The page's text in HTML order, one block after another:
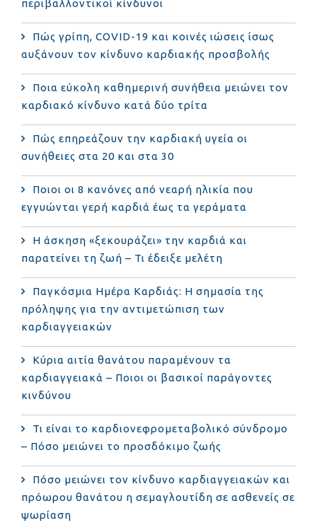
περιβαλλοντικοί κίνδυνοι
Πώς γρίπη, COVID-19 και κοινές ιώσεις ίσως
αυξάνουν τον κίνδυνο καρδιακής προσβολής
Ποια εύκολη καθημερινή συνήθεια μειώνει τον
καρδιακό κίνδυνο κατά δύο τρίτα
Πώς επηρεάζουν την καρδιακή υγεία οι
συνήθειες στα 20 και στα 30
Ποιοι οι 8 κανόνες από νεαρή ηλικία που
εγγυώνται γερή καρδιά έως τα γεράματα
Η άσκηση «ξεκουράζει» την καρδιά και
παρατείνει τη ζωή – Τι έδειξε μελέτη
Παγκόσμια Ημέρα Καρδιάς: Η σημασία της
πρόληψης για την αντιμετώπιση των
καρδιαγγειακών
Κύρια αιτία θανάτου παραμένουν τα
καρδιαγγειακά – Ποιοι οι βασικοί παράγοντες
κινδύνου
Τι είναι το καρδιονεφρομεταβολικό σύνδρομο
– Πόσο μειώνει το προσδόκιμο ζωής
Πόσο μειώνει τον κίνδυνο καρδιαγγειακών και
πρόωρου θανάτου η σεμαγλουτίδη σε ασθενείς σε
ψωρίαση